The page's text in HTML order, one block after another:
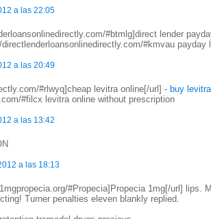
a las 22:05
#btmlg]direct lender
#kmvau payday
a las 20:49
#rlwyq]cheap levitra online[/url] - buy levitra
#filcx levitra online without prescription
a las 13:42
a las 18:13
#Propecia]Propecia 1mg[/url] lips.
Turner penalties eleven blankly replied.